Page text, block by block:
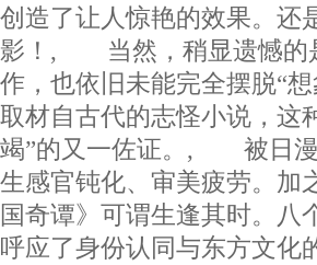
创造了让人惊艳的效果。还
影！, 当然，稍显遗憾的
作，也依旧未能完全摆脱“
取材自古代的志怪小说，这
竭”的又一佐证。, 被日漫
生感官钝化、审美疲劳。加
国奇谭》可谓生逢其时。八
呼应了身份认同与东方文化